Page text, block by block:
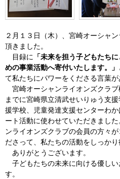
２月１３日（木）、宮崎オーシャ
頂きました。
目録に 「未来を担う子どもたち
めの事業活動へ寄付いたします。」
て私たちにパワーをくださる言葉が
宮崎オーシャンライオンズクラ
までに宮崎県立清武せいりゅう支
援学校、児童発達支援センターわ
ート活動に使わせていただきまし
ンライオンズクラブの会員の方々
ださって、私たちの活動をしっかり
ありがとうございます。
子どもたちの未来に向ける優しい
す。